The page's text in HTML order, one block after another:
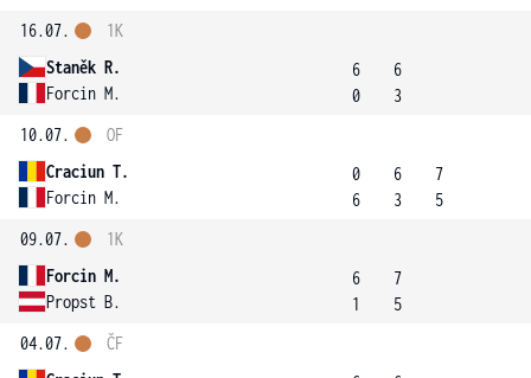
16.07.
Staněk R.
Forcin M.
1K
6
0
6
3
10.07.
Craciun T.
Forcin M.
OF
0
6
6
3
7
5
09.07.
Forcin M.
Propst B.
1K
6
1
7
5
04.07.
ČF